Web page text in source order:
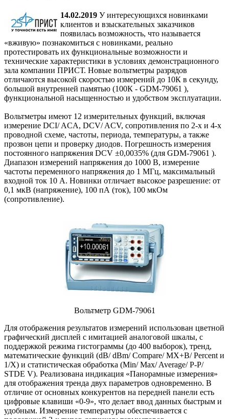
14.02.2019 У интересующихся новинками
клиентов и взыскательных заказчиков
появилась возможность, что называется
«вживую» познакомиться с новинками, реально
протестировать их функциональные возможности и
технические характеристики в условиях демонстрационного
зала компании ПРИСТ. Новые вольтметры разрядов
отличаются высокой скоростью измерений до 10К в секунду,
большой внутренней памятью (100К - GDM-79061 ),
функциональной насыщенностью и удобством эксплуатации.
Вольтметры имеют 12 измерительных функций, включая
измерение DCI/ ACA, DCV/ ACV, сопротивления по 2-х и 4-х
проводной схеме, частоты, периода, температуры, а также
прозвон цепи и проверку диодов. Погрешность измерения
постоянного напряжения DCV ±0,0035% (для GDM-79061 ).
Диапазон измерений напряжения до 1000 В, измерение
частоты переменного напряжения до 1 МГц, максимальный
входной ток 10 А. Новинки отличает высокое разрешение: от
0,1 мкВ (напряжение), 100 пА (ток), 100 мкОм
(сопротивление).
Вольтметр GDM-79061
Для отображения результатов измерений использован цветной
графический дисплей с имитацией аналоговой шкалы, с
поддержкой режима гистограммы (до 400 выборок), тренд,
математические функций (dB/ dBm/ Compare/ MX+B/ Percent и
1/X) и статистическая обработка (Min/ Max/ Average/ P-P/
STDE V). Реализована индикация «Панорамные измерения»
для отображения тренда двух параметров одновременно. В
отличие от основных конкурентов на передней панели есть
цифровые клавиши «0-9», что делает ввод данных быстрым и
удобным. Измерение температуры обеспечивается с